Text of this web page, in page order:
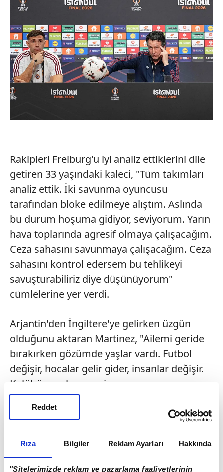
Rıza Bilgiler Reklam Ayarları Hakkında
"Sitelerimizde reklam ve pazarlama faaliyetlerinin
Reddet
Rakipleri Freiburg'u iyi analiz ettiklerini dile
getiren 33 yaşındaki kaleci, "Tüm takımları
analiz ettik. İki savunma oyuncusu
tarafından bloke edilmeye alıştım. Aslında
bu durum hoşuma gidiyor, seviyorum. Yarın
hava toplarında agresif olmaya çalışacağım.
Ceza sahasını savunmaya çalışacağım. Ceza
sahasını kontrol edersem bu tehlikeyi
savuşturabiliriz diye düşünüyorum"
cümlelerine yer verdi.
Arjantin'den İngiltere'ye gelirken üzgün
olduğunu aktaran Martinez, "Ailemi geride
bırakırken gözümde yaşlar vardı. Futbol
değişir, hocalar gelir gider, insanlar değişir.
Kulübüme olan sevgim, saygım sonsuz.
Aston Villa ile birçok başarıya imza attım.
Altın eldiven kazandım. Finale geldik. İnişler
oldu, çıkışlar oldu. Premier Lig'de en düşük
bütçeye sahip takımlardan biriydik.
Hocamız iyi, kaptanımız iyi. Beraber